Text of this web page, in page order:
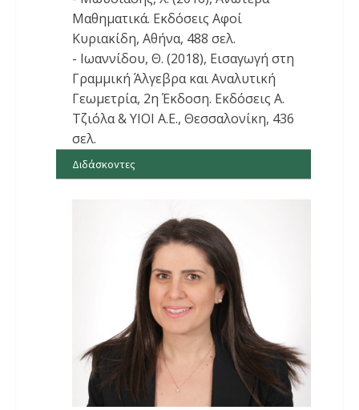
Μαθηματικά. Εκδόσεις Αφοί
Κυριακίδη, Αθήνα, 488 σελ.
- Ιωαννίδου, Θ. (2018), Εισαγωγή στη
Γραμμική Άλγεβρα και Αναλυτική
Γεωμετρία, 2η Έκδοση. Εκδόσεις Α.
Τζιόλα & ΥΙΟΙ Α.Ε., Θεσσαλονίκη, 436
σελ.
Διδάσκοντες